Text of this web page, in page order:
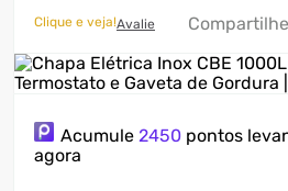
Clique e veja!Avalie Compartilhe
Acumule 2450 pontos
agora
5º
cervejeira
6º
soprador
8 º
ventilador